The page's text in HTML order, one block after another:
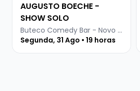
AUGUSTO BOECHE -
SHOW SOLO
Buteco Comedy Bar - Novo Hamburgo
Segunda, 31 Ago • 19 horas